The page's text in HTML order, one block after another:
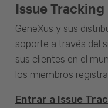
Issue Tracking
GeneXus y sus
soporte a través del
sus clientes en el
los miembros
Entrar a Issue